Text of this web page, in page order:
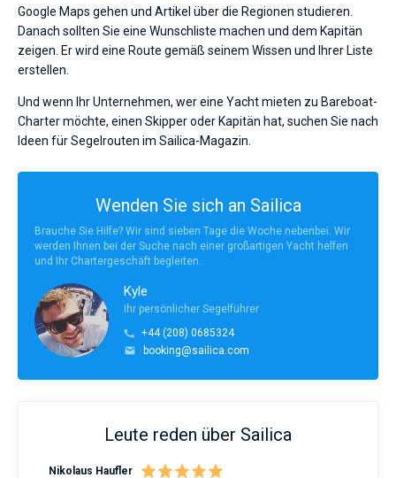
Google Maps gehen und Artikel über die Regionen studieren.
Danach sollten Sie eine Wunschliste machen und dem Kapitän
zeigen. Er wird eine Route gemäß seinem Wissen und Ihrer Liste
erstellen.
Und wenn Ihr Unternehmen, wer eine Yacht mieten zu Bareboat-
Charter möchte, einen Skipper oder Kapitän hat, suchen Sie nach
Ideen für Segelrouten im Sailica-Magazin.
Wenden Sie sich an Sailica
Brauche Sie Hilfe? Wir sind sieben Tage die Woche nebenbei. Wir
werden Ihnen bei der Suche nach einer großartigen Yacht helfen
und Ihr Chartergeschäft begleiten.
Kyle
Ihr persönlicher Segelführer
+44 (208) 0685324
booking@sailica.com
Leute reden über Sailica
Nikolaus Haufler